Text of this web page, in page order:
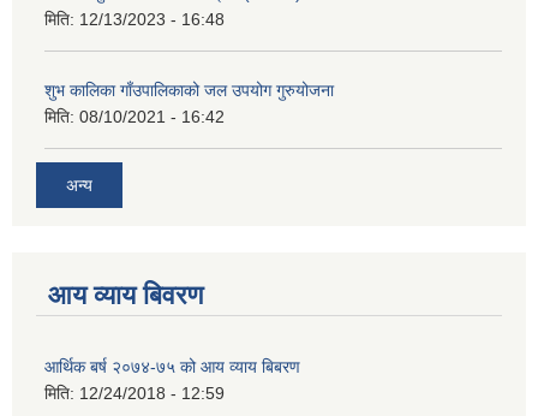
मिति: 12/13/2023 - 16:48
शुभ कालिका गाँउपालिकाको जल उपयोग गुरुयोजना
मिति: 08/10/2021 - 16:42
अन्य
आय व्याय बिवरण
आर्थिक बर्ष २०७४-७५ को आय व्याय बिबरण
मिति: 12/24/2018 - 12:59